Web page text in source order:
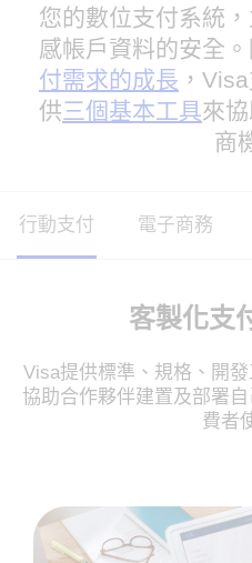
您的數位支付系統
感帳戶資料的安全
付需求的成長 ，
供三個基本工具來
商
行動支付 電子商務
客製化支
Visa提供標準、規格、開
協助合作夥伴建置及部署
費者